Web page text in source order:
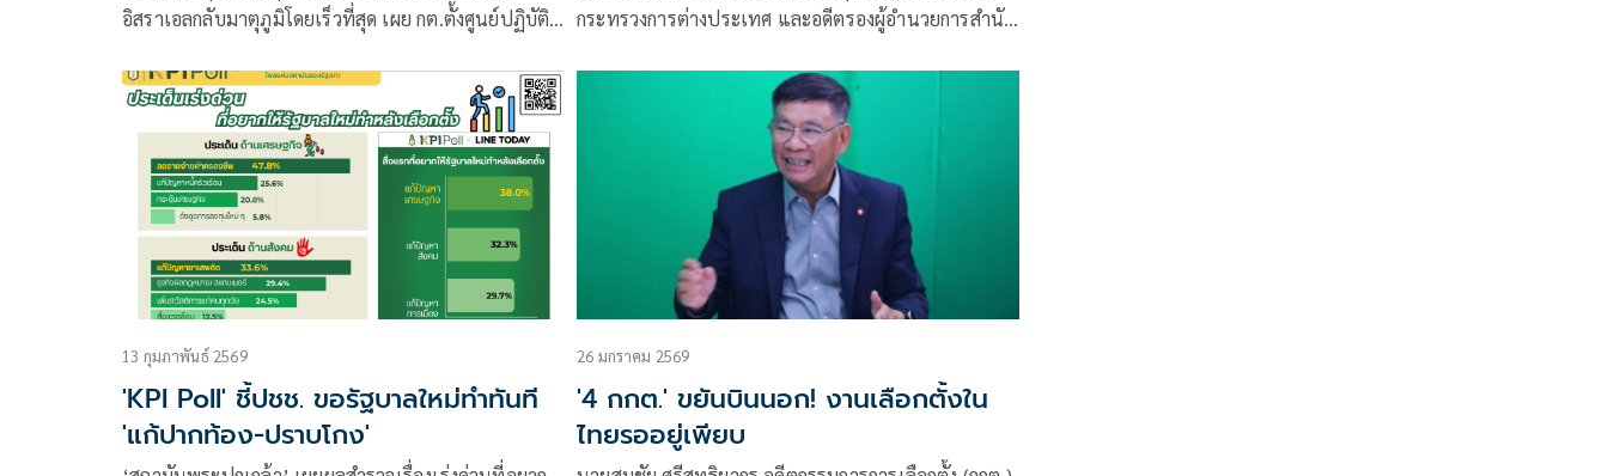
อิสราเอลกลับมาตุภูมิโดยเร็วที่สุด เผย กต.ตั้งศูนย์ปฏิบัติ
สามารถ
กระทรวงการต่างประเทศ และอดีตรองผู้อำนวยการสำนัก
ตีบตัน เลือกตั้งผ่านมา​ 7 วันแล้ว พรรคไหนได้กี่เสียงชัดๆ
13 กุมภาพันธ์ 2569
'KPI Poll' ชี้ปชช. ขอรัฐบาลใหม่ทำทันที
'แก้ปากท้อง-ปราบโกง'
26 มกราคม 2569
'4 กกต.' ขยันบินนอก! งานเลือกตั้งใน
ไทยรออยู่เพียบ